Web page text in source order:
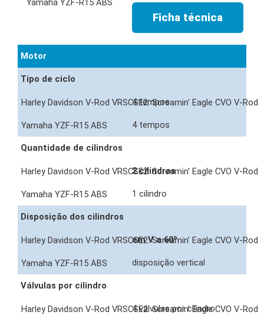
Ficha técnica
Motor
Tipo de ciclo
4 tempos
4 tempos
Quantidade de cilindros
2 cilindros
1 cilindro
Disposição dos cilindros
em V a 60º
disposição vertical
Válvulas por cilindro
4 válvulas por cilindro